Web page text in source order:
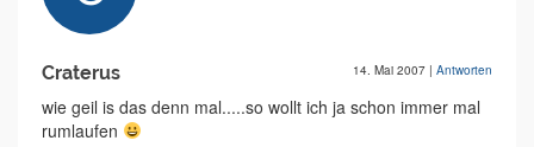
Craterus 14. Mai 2007 | Antworten
wie geil is das denn mal.....so wollt ich ja schon immer mal
rumlaufen